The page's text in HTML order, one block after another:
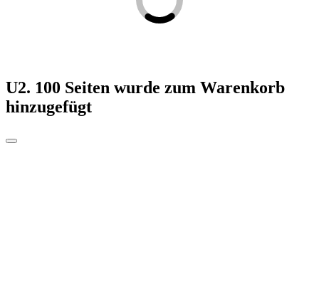
U2. 100 Seiten wurde zum Warenkorb
hinzugefügt